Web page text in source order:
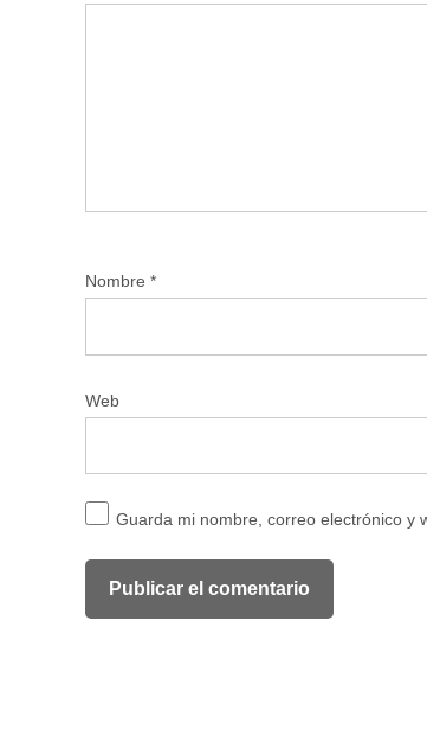
Nombre *
Web
Guarda mi nombre, correo electrónico y